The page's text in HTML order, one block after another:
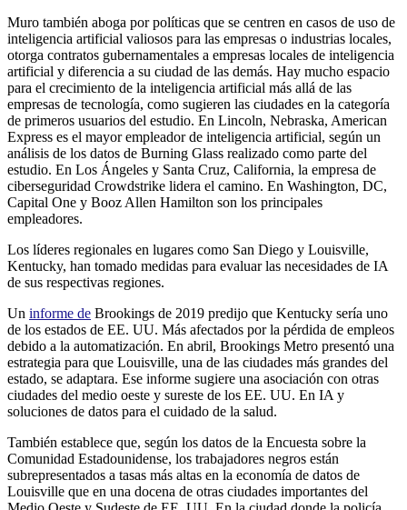
Muro también aboga por políticas que se centren en casos de uso de
inteligencia artificial valiosos para las empresas o industrias locales,
otorga contratos gubernamentales a empresas locales de inteligencia
artificial y diferencia a su ciudad de las demás. Hay mucho espacio
para el crecimiento de la inteligencia artificial más allá de las
empresas de tecnología, como sugieren las ciudades en la categoría
de primeros usuarios del estudio. En Lincoln, Nebraska, American
Express es el mayor empleador de inteligencia artificial, según un
análisis de los datos de Burning Glass realizado como parte del
estudio. En Los Ángeles y Santa Cruz, California, la empresa de
ciberseguridad Crowdstrike lidera el camino. En Washington, DC,
Capital One y Booz Allen Hamilton son los principales
empleadores.
Los líderes regionales en lugares como San Diego y Louisville,
Kentucky, han tomado medidas para evaluar las necesidades de IA
de sus respectivas regiones.
Un informe de Brookings de 2019 predijo que Kentucky sería uno
de los estados de EE. UU. Más afectados por la pérdida de empleos
debido a la automatización. En abril, Brookings Metro presentó una
estrategia para que Louisville, una de las ciudades más grandes del
estado, se adaptara. Ese informe sugiere una asociación con otras
ciudades del medio oeste y sureste de los EE. UU. En IA y
soluciones de datos para el cuidado de la salud.
También establece que, según los datos de la Encuesta sobre la
Comunidad Estadounidense, los trabajadores negros están
subrepresentados a tasas más altas en la economía de datos de
Louisville que en una docena de otras ciudades importantes del